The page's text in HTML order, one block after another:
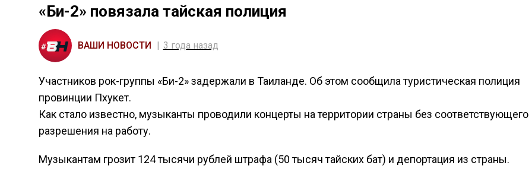
«Би-2» повязала тайская полиция
ВАШИ НОВОСТИ 3 года назад
Участников рок-группы «Би-2» задержали в Таиланде. Об этом сообщила туристическая полиция
провинции Пхукет.
Как стало известно, музыканты проводили концерты на территории страны без соответствующего
разрешения на работу.
Музыкантам грозит 124 тысячи рублей штрафа (50 тысяч тайских бат) и депортация из страны.